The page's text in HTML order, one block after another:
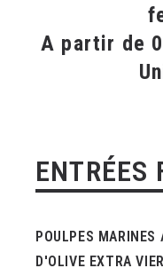
A partir de
ENTRÉES
POULPES
D'OLIVE EXTRA